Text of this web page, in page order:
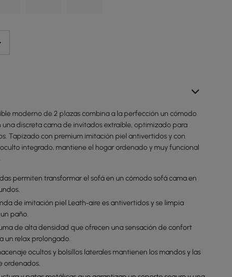
moderno de 2 plazas combina a la perfección un cómodo
una discreta cama de invitados extraíble, optimizado para
Tapizado con premium imitación piel antivertidos y con
integrado, mantiene el hogar ordenado y muy funcional
permiten transformar el sofá en un cómodo sofá cama en
de imitación piel Leath‑aire es antivertidos y se limpia
paño.
de alta densidad que ofrecen una sensación de confort
un relax prolongado.
ocultos y bolsillos laterales mantienen los mandos y las
ordenados.